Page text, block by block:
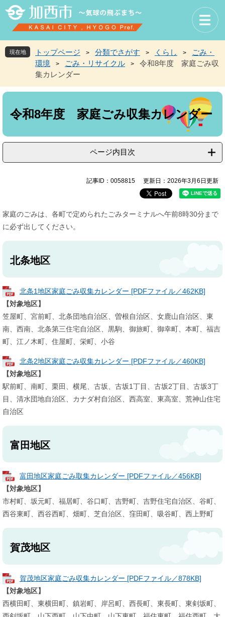
先
頭
を
飛
現在地 トップページ > 分類でさがす > くらし >
ごみ・
環境
> ごみ・リサイクル >
令和8年度 家庭ごみ収
集カレンダー
本
令和8年度 家庭ごみ収集カレンダー
ページ内目次
記事ID：0058815 更新日：2026年3月6日更新
家庭のごみは、各町で定められたごみターミナルへ午前8時30分まで
に必ず出してください。
北条地区
北条1地区家庭ごみ収集カレンダー [PDFファイル／462KB]
【対象地区】
笠屋町、宮前町、北条団地自治区、曽根自治区、女鹿山自治区、東
南、西南、北条第三住宅自治区、黒駒、御旅町、御幸町、本町、福吉
町、江ノ木町、住屋町、栄町、小谷
北条2地区家庭ごみ収集カレンダー [PDFファイル／460KB]
【対象地区】
駅前町、南町、栗田、横尾、古坂、古坂1丁目、古坂2丁目、古坂3丁
目、清水団地自治区、カナダ村自治区、西高室、東高室、荒神山住宅
自治区
富田地区
富田地区家庭ごみ取集カレンダー [PDFファイル／456KB]
【対象地区】
市村町、坂元町、福居町、谷口町、吉野町、吉野住宅自治区、谷町、
西谷東町、西谷西町、畑町、芝自治区、窪田町、吸谷町、西上野町
賀茂地区
賀茂地区家庭ごみ収集カレンダー [PDFファイル／878KB]
【対象地区】
西横田町、東横田町、鎮岩町、岸呂町、西長町、東長町、東剣坂町、